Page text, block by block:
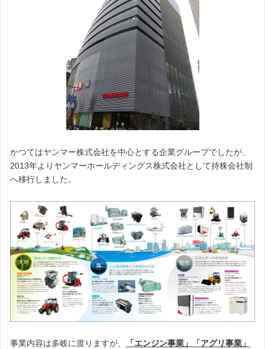
かつてはヤンマー株式会社を中心とする企業グループでしたが、
2013年よりヤンマーホールディングス株式会社として持株会社制
へ移行しました。
事業内容は多岐に渡りますが、
「エンジン事業」「アグリ事業」